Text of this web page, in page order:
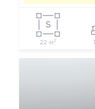
22 м2